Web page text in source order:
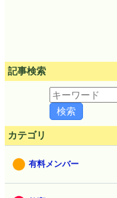
記事検索
カテゴリ
有料メンバー